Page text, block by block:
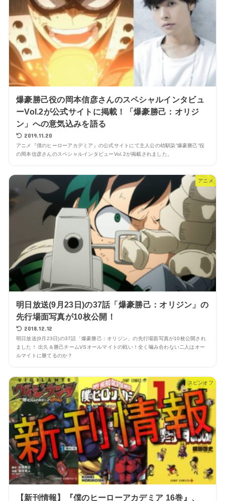
爆豪勝己役の岡本信彦さんのスペシャルインタビュ
ーVol.2が公式サイトに掲載！「爆豪勝己：オリジ
ン」への意気込みを語る
2019.11.20
アニメ『僕のヒーローアカデミア』の公式サイトにて主人公の幼馴染”爆豪勝己”役
の岡本信彦さんのスペシャルインタビューVol.2が掲載されました。
アニメ
明日放送(9月23日)の37話「爆豪勝己：オリジン」の
先行場面写真が10枚公開！
2018.12.12
明日放送(9月23日)の37話「爆豪勝己：オリジン」の先行場面写真が10枚公開され
ました！ 出久＆勝己チームVSオールマイトの戦い！全く噛み合わない二人はオー
ルマイトに勝てるのか？
スピンオフ
【新刊情報】『僕のヒーローアカデミア 16巻』、